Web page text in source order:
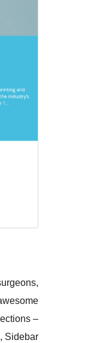
–
Sidebar